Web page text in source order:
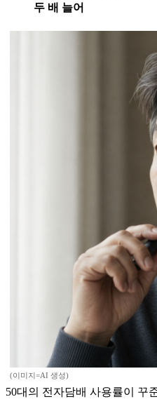
두 배 늘어
(이미지=AI 생성)
50대의 전자담배 사용률이 꾸